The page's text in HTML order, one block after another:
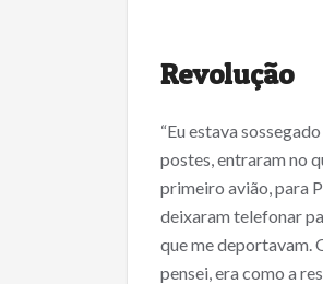
Revolução
“Eu estava
postes, entraram no
primeiro avião, para
deixaram telefonar
que me deportavam.
pensei, era como a